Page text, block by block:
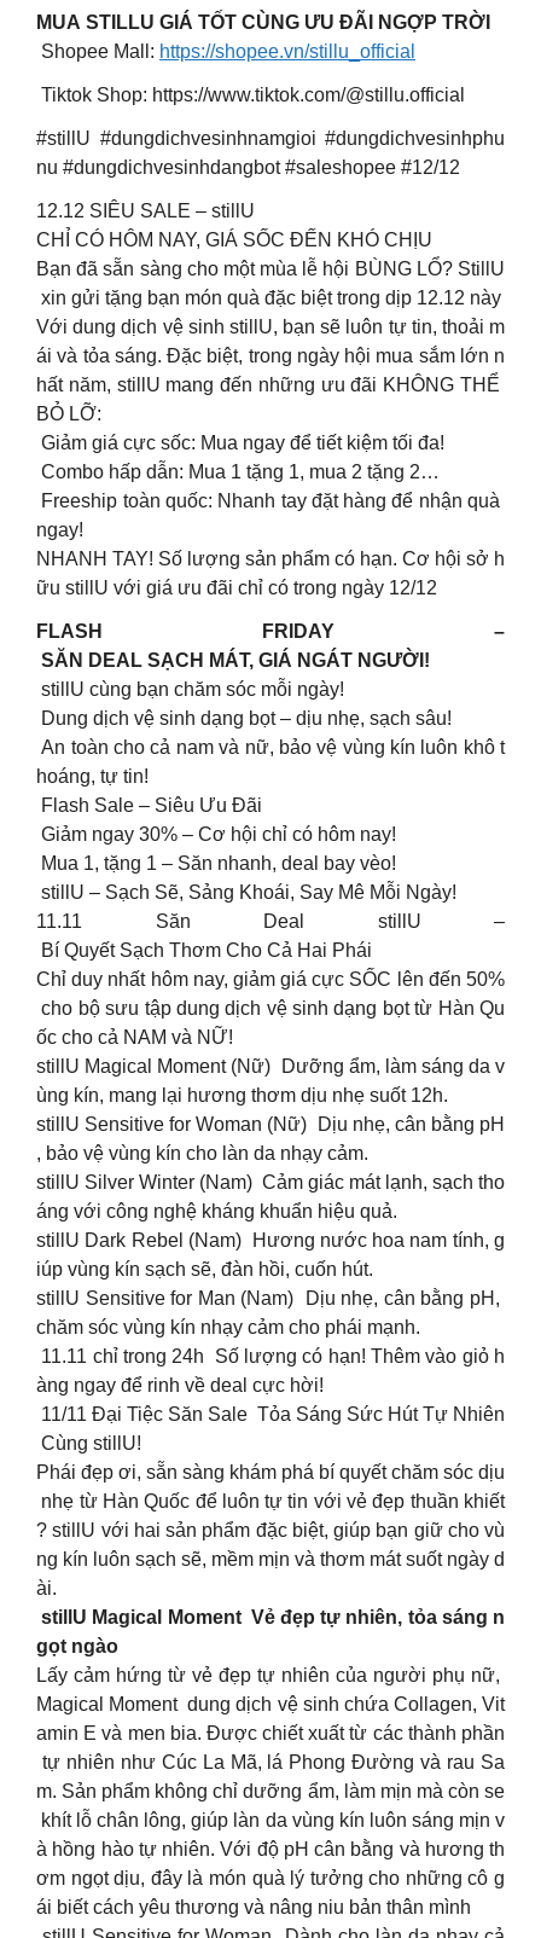
MUA STILLU GIÁ TỐT CÙNG ƯU ĐÃI NGỢP TRỜI
Shopee Mall: https://shopee.vn/stillu_official
Tiktok Shop: https://www.tiktok.com/@stillu.official
#stillU #dungdichvesinhnamgioi #dungdichvesinhphu
nu #dungdichvesinhdangbot #saleshopee #12/12
12.12 SIÊU SALE – stillU
CHỈ CÓ HÔM NAY, GIÁ SỐC ĐẾN KHÓ CHỊU
Bạn đã sẵn sàng cho một mùa lễ hội BÙNG LỔ? StillU
xin gửi tặng bạn món quà đặc biệt trong dịp 12.12 này
Với dung dịch vệ sinh stillU, bạn sẽ luôn tự tin, thoải m
ái và tỏa sáng. Đặc biệt, trong ngày hội mua sắm lớn n
hất năm, stillU mang đến những ưu đãi KHÔNG THỂ
BỎ LỠ:
Giảm giá cực sốc: Mua ngay để tiết kiệm tối đa!
Combo hấp dẫn: Mua 1 tặng 1, mua 2 tặng 2…
Freeship toàn quốc: Nhanh tay đặt hàng để nhận quà
ngay!
NHANH TAY! Số lượng sản phẩm có hạn. Cơ hội sở h
ữu stillU với giá ưu đãi chỉ có trong ngày 12/12
FLASH FRIDAY –
SĂN DEAL SẠCH MÁT, GIÁ NGÁT NGƯỜI!
stillU cùng bạn chăm sóc mỗi ngày!
Dung dịch vệ sinh dạng bọt – dịu nhẹ, sạch sâu!
An toàn cho cả nam và nữ, bảo vệ vùng kín luôn khô t
hoáng, tự tin!
Flash Sale – Siêu Ưu Đãi
Giảm ngay 30% – Cơ hội chỉ có hôm nay!
Mua 1, tặng 1 – Săn nhanh, deal bay vèo!
stillU – Sạch Sẽ, Sảng Khoái, Say Mê Mỗi Ngày!
11.11 Săn Deal stillU –
Bí Quyết Sạch Thơm Cho Cả Hai Phái
Chỉ duy nhất hôm nay, giảm giá cực SỐC lên đến 50%
cho bộ sưu tập dung dịch vệ sinh dạng bọt từ Hàn Qu
ốc cho cả NAM và NỮ!
stillU Magical Moment (Nữ) Dưỡng ẩm, làm sáng da v
ùng kín, mang lại hương thơm dịu nhẹ suốt 12h.
stillU Sensitive for Woman (Nữ) Dịu nhẹ, cân bằng pH
, bảo vệ vùng kín cho làn da nhạy cảm.
stillU Silver Winter (Nam) Cảm giác mát lạnh, sạch tho
áng với công nghệ kháng khuẩn hiệu quả.
stillU Dark Rebel (Nam) Hương nước hoa nam tính, g
iúp vùng kín sạch sẽ, đàn hồi, cuốn hút.
stillU Sensitive for Man (Nam) Dịu nhẹ, cân bằng pH,
chăm sóc vùng kín nhạy cảm cho phái mạnh.
11.11 chỉ trong 24h Số lượng có hạn! Thêm vào giỏ h
àng ngay để rinh về deal cực hời!
11/11 Đại Tiệc Săn Sale Tỏa Sáng Sức Hút Tự Nhiên
Cùng stillU!
Phái đẹp ơi, sẵn sàng khám phá bí quyết chăm sóc dịu
nhẹ từ Hàn Quốc để luôn tự tin với vẻ đẹp thuần khiết
? stillU với hai sản phẩm đặc biệt, giúp bạn giữ cho vù
ng kín luôn sạch sẽ, mềm mịn và thơm mát suốt ngày d
ài.
stillU Magical Moment Vẻ đẹp tự nhiên, tỏa sáng n
gọt ngào
Lấy cảm hứng từ vẻ đẹp tự nhiên của người phụ nữ,
Magical Moment dung dịch vệ sinh chứa Collagen, Vit
amin E và men bia. Được chiết xuất từ các thành phần
tự nhiên như Cúc La Mã, lá Phong Đường và rau Sa
m. Sản phẩm không chỉ dưỡng ẩm, làm mịn mà còn se
khít lỗ chân lông, giúp làn da vùng kín luôn sáng mịn v
à hồng hào tự nhiên. Với độ pH cân bằng và hương th
ơm ngọt dịu, đây là món quà lý tưởng cho những cô g
ái biết cách yêu thương và nâng niu bản thân mình